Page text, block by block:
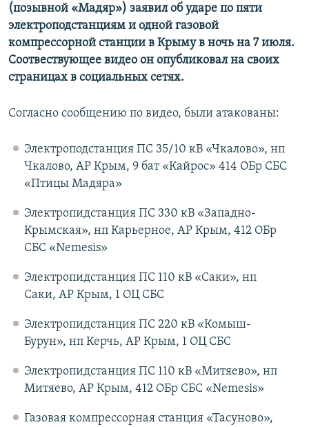
(позывной «Мадяр») заявил об ударе по пяти
электроподстанциям и одной газовой
компрессорной станции в Крыму в ночь на 7 июля.
Соотвествующее видео он опубликовал на своих
страницах в социальных сетях.
Согласно сообщению по видео, были атакованы:
Электроподстанция ПС 35/10 кВ «Чкалово», нп
Чкалово, АР Крым, 9 бат «Кайрос» 414 ОБр СБС
«Птицы Мадяра»
Электропидстанция ПС 330 кВ «Западно-
Крымская», нп Карьерное, АР Крым, 412 ОБр
СБС «Nemesis»
Электропидстанция ПС 110 кВ «Саки», нп
Саки, АР Крым, 1 ОЦ СБС
Электропидстанция ПС 220 кВ «Комыш-
Бурун», нп Керчь, АР Крым, 1 ОЦ СБС
Электропидстанция ПС 110 кВ «Митяево», нп
Митяево, АР Крым, 412 ОБр СБС «Nemesis»
Газовая компрессорная станция «Тасуново»,